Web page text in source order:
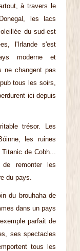
à travers le
les lacs
du sud-est
l'Irlande s'est
moderne et
ne changent pas
tous les soirs,
ici depuis
trésor. Les
les ruines
de Cobh...
remonter les
du pays.
du brouhaha de
dans un pays
parfait de
ses spectacles
tous les